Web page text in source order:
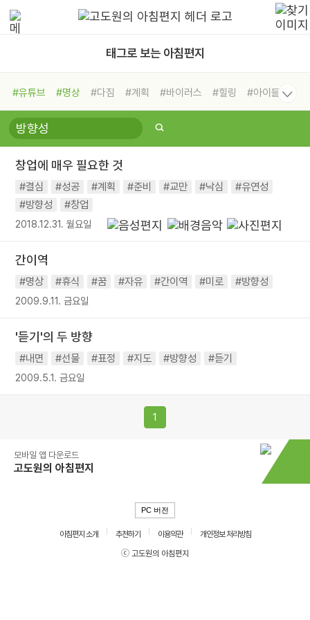
태그로 보는 아침편지
#유튜브 #명상 #다짐 #계획 #바이러스 #힐링
#아이들
#비전캠프
#독서캠프 #삶
#희망
#나눔 #친구 #링컨학교
#독서
#건강 #면역력
창업에 매우 필요한 것
#결심 #성공 #계획 #준비 #교만 #낙심
#유연성
#방향성
#창업
2018.12.31. 월요일
간이역
#명상 #휴식 #꿈 #자유 #간이역 #미로 #방향성
2009.9.11. 금요일
'듣기'의 두 방향
#내면 #선물 #표정 #지도 #방향성 #듣기
2009.5.1. 금요일
1
모바일 앱 다운로드
고도원의 아침편지
PC 버전
아침편지 소개 추천하기 이용약관
개인정보 처리방침
ⓒ 고도원의 아침편지